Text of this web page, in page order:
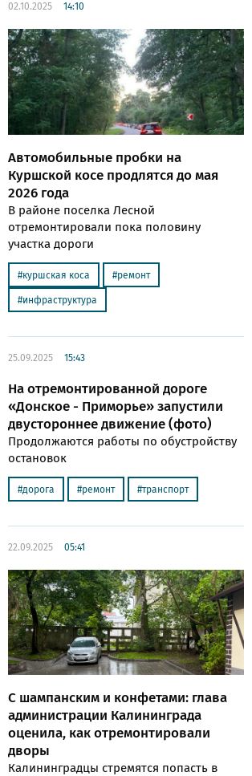
02.10.2025 14:10
Автомобильные пробки на
Куршской косе продлятся до мая
2026 года
В районе поселка Лесной
отремонтировали пока половину
участка дороги
куршская коса ремонт
инфраструктура
25.09.2025 15:43
На отремонтированной дороге
«Донское - Приморье» запустили
двустороннее движение (фото)
Продолжаются работы по обустройству
остановок
дорога ремонт транспорт
22.09.2025 05:41
С шампанским и конфетами: глава
администрации Калининграда
оценила, как отремонтировали
дворы
Калининградцы стремятся попасть в